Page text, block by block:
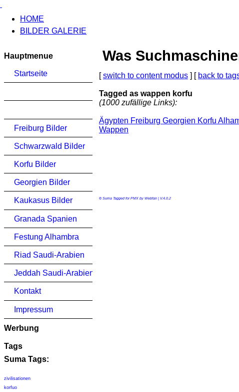
HOME
BILDER GALERIE
Hauptmenue
Startseite
Freiburg Bilder
Schwarzwald Bilder
Korfu Bilder
Georgien Bilder
Kaukasus Bilder
Granada Spanien
Festung Alhambra
Riad Saudi-Arabien
Jeddah Saudi-Arabien
Kontakt
Impressum
Werbung
Tags
Suma Tags:
zivilisationen
korfuo
Was
[switch to content modus ] [ back to
Tagged as wappen korfu
(1000 zufällige Links):
Ägypten Freiburg Georgien Korfu
Wappen
© Suma Tagged for PMX by Webfan | V.4.0.2